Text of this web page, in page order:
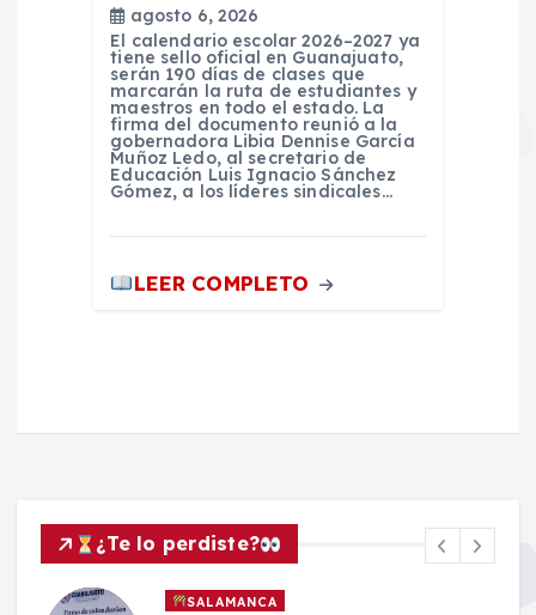
agosto 6, 2026
El calendario escolar 2026–2027 ya
tiene sello oficial en Guanajuato,
serán 190 días de clases que
marcarán la ruta de estudiantes y
maestros en todo el estado. La
firma del documento reunió a la
gobernadora Libia Dennise García
Muñoz Ledo, al secretario de
Educación Luis Ignacio Sánchez
Gómez, a los líderes sindicales…
LEER COMPLETO
¿Te lo perdiste?
SALAMANCA